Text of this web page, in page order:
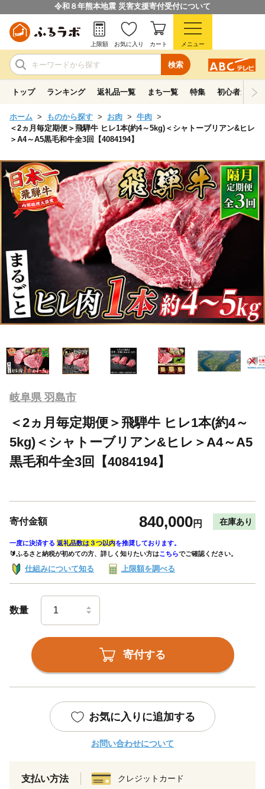
令和８年熊本地震 災害支援寄付受付について
検索
上限額 お気に入り カート メニュー
トップ ランキング 返礼品一覧 まち一覧 特集 初心者ガイド
ホーム ものから探す お肉
牛肉
＜2ヵ月毎定期便＞飛騨牛 ヒレ1本(約4～5kg)＜シャトーブリアン&ヒレ
＞A4～A5黒毛和牛全3回【4084194】
岐阜県 羽島市
＜2ヵ月毎定期便＞飛騨牛 ヒレ1本(約4～
5kg)＜シャトーブリアン&ヒレ＞A4～A5
黒毛和牛全3回【4084194】
寄付金額 840,000円 在庫あり
一度に決済する 返礼品数は３つ以内を推奨しております。
🔰ふるさと納税が初めての方、詳しく知りたい方はこちらでご確認ください。
仕組みについて知る 上限額を調べる
数量
寄付する
お気に入りに追加する
お問い合わせについて
支払い方法 クレジットカード